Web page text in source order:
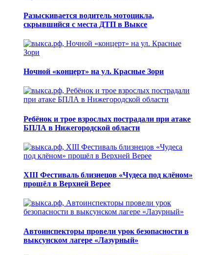
Разыскивается водитель мотоцикла,
скрывшийся с места ДТП в Выксе
Ночной «концерт» на ул. Красные Зори
Ребёнок и трое взрослых пострадали при атаке
БПЛА в Нижегородской области
XIII Фестиваль близнецов «Чудеса под клёном»
прошёл в Верхней Верее
Автоинспекторы провели урок безопасности в
выксунском лагере «Лазурный»